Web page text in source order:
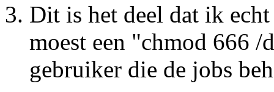
Dit is het deel dat ik
moest een "chmod 666
gebruiker die de jobs